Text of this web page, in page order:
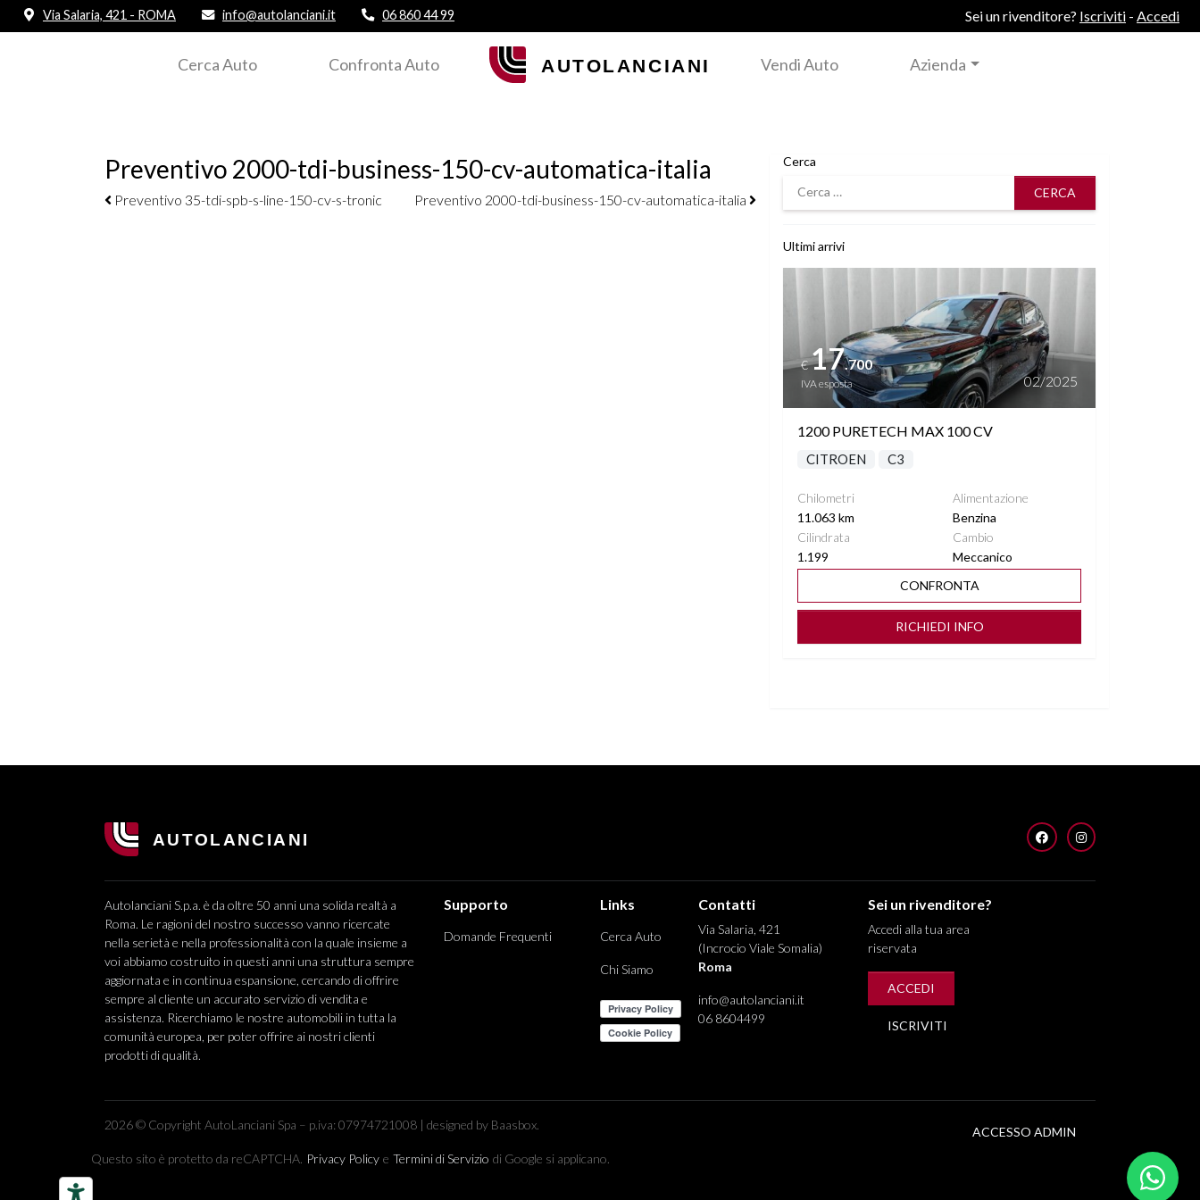
Via Salaria, 421 - ROMA info@autolanciani.it 06 860 44 99 Sei un rivenditore? Iscriviti - Accedi
Cerca Auto Confronta Auto Vendi Auto Azienda
Preventivo 2000-tdi-business-150-cv-automatica-italia
Navigazione elementi
Preventivo 35-tdi-spb-s-line-150-cv-s-tronic Preventivo 2000-tdi-business-150-cv-automatica-italia
Cerca
Cerca
Ultimi arrivi
Vedi dettagli
€17.700
IVA esposta 02/2025
1200 PURETECH MAX 100 CV
CITROEN C3
Chilometri
11.063 km
Alimentazione
Benzina
Cilindrata
1.199
Cambio
Meccanico
CONFRONTA
RICHIEDI INFO
FACEBOOKINSTAGRAM
Autolanciani S.p.a. è da oltre 50 anni una solida realtà a
Roma. Le ragioni del nostro successo vanno ricercate
nella serietà e nella professionalità con la quale insieme a
voi abbiamo costruito in questi anni una struttura sempre
aggiornata e in continua espansione, cercando di offrire
sempre al cliente un accurato servizio di vendita e
assistenza. Ricerchiamo le nostre automobili in tutta la
comunità europea, per poter offrire ai nostri clienti
prodotti di qualità.
Supporto
Domande Frequenti
Links
Cerca Auto
Chi Siamo
Contatti
Via Salaria, 421
(Incrocio Viale Somalia)
Roma
info@autolanciani.it
06 8604499
Sei un rivenditore?
Accedi alla tua area
riservata
ACCEDI
ISCRIVITI
2026 © Copyright AutoLanciani Spa – p.iva: 07974721008 | designed by Baasbox.
ACCESSO ADMIN
Questo sito è protetto da reCAPTCHA. Privacy Policy e Termini di Servizio di Google si applicano.